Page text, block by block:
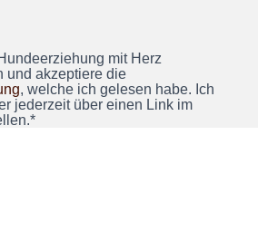
mit Herz
und akzeptiere die
, welche ich gelesen habe. Ich
jederzeit über einen Link im